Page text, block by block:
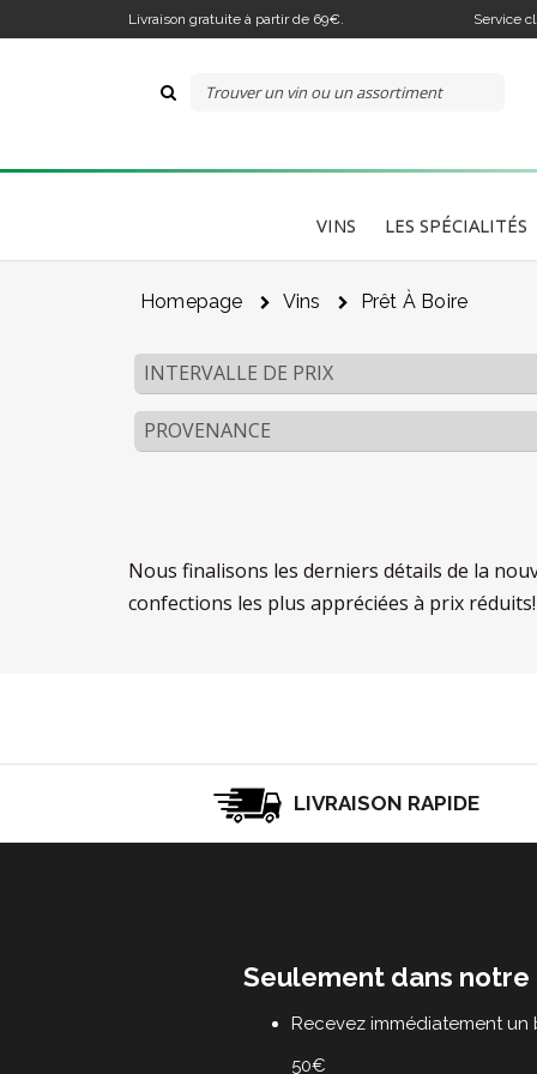
Livraison gratuite à partir de 69€. Service
VINS LES SPÉCIALITÉS
Homepage Vins Prêt À Boire
INTERVALLE DE PRIX
PROVENANCE
Nous finalisons les derniers détails de la
confections les plus appréciées à prix réduits!
LIVRAISON RAPIDE
Seulement dans
Recevez immédiatement
50€